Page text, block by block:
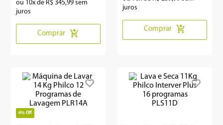
ou 10x de R$ 345,99 sem
juros
Comprar
juros
Comprar
4% Off